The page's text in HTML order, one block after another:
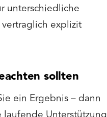
unterschiedliche
explizit
sollten
ein Ergebnis – dann